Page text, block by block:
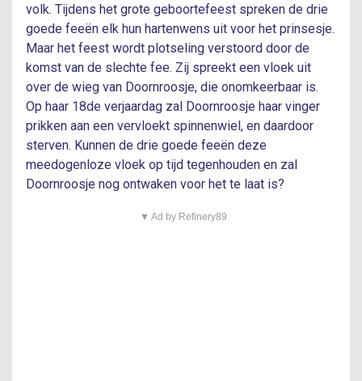
volk. Tijdens het grote geboortefeest spreken de drie
goede feeën elk hun hartenwens uit voor het prinsesje.
Maar het feest wordt plotseling verstoord door de
komst van de slechte fee. Zij spreekt een vloek uit
over de wieg van Doornroosje, die onomkeerbaar is.
Op haar 18de verjaardag zal Doornroosje haar vinger
prikken aan een vervloekt spinnenwiel, en daardoor
sterven. Kunnen de drie goede feeën deze
meedogenloze vloek op tijd tegenhouden en zal
Doornroosje nog ontwaken voor het te laat is?
▼ Ad by Refinery89